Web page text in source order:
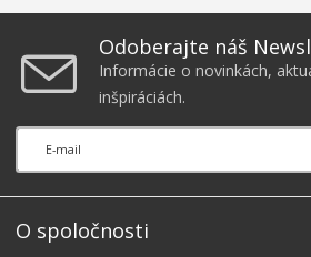
Odoberajte náš
Informácie o novinkách,
inšpiráciách.
O spoločnosti